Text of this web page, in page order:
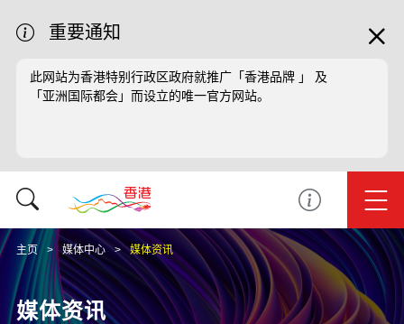
重要通知
此网站为香港特别行政区政府就推广「香港品牌 」 及
「亚洲国际都会」而设立的唯一官方网站。
主页 媒体中心 媒体资讯
媒体资讯